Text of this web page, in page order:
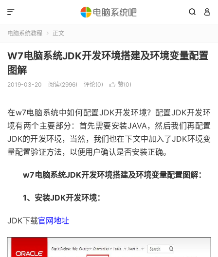
 

电脑系统教程  正文
W7电脑系统JDK开发环境搭建及环境变量配置
图解
2019-03-20 阅读(2996) 评论(0)  赞(0)
在w7电脑系统中如何配置JDK开发环境？配置JDK开发环
境有两个主要部分：首先需要安装JAVA，然后我们再配置
JDK的开发环境，当然，我们也在下文中加入了JDK环境变
量配置验证方法，以便用户确认是否安装正确。
w7电脑系统JDK开发环境搭建及环境变量配置图解：
1、安装JDK开发环境：
JDK下载官网地址